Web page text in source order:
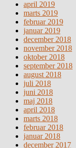
april 2019
marts 2019
februar 2019
januar 2019
december 2018
november 2018
oktober 2018
september 2018
august 2018
juli 2018
juni 2018
maj 2018
april 2018
marts 2018
februar 2018
januar 2018
december 2017